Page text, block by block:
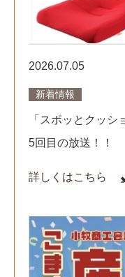
2026.07.05
新着情報
「スポッとクッ
5回目の放送！！
詳しくはこちら